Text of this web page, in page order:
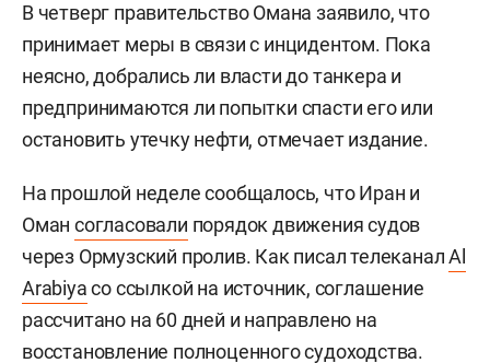
В четверг правительство Омана заявило, что
принимает меры в связи с инцидентом. Пока
неясно, добрались ли власти до танкера и
предпринимаются ли попытки спасти его или
остановить утечку нефти, отмечает издание.
На прошлой неделе сообщалось, что Иран и
Оман согласовали порядок движения судов
через Ормузский пролив. Как писал телеканалAl
Arabiyaсо ссылкой на источник, соглашение
рассчитано на 60 дней и направлено на
восстановление полноценного судоходства.